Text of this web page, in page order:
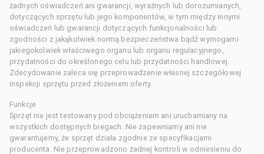
żadnych oświadczeń ani gwarancji, wyraźnych lub dorozumianych,
dotyczących sprzętu lub jego komponentów, w tym między innymi
oświadczeń lub gwarancji dotyczących funkcjonalności lub
zgodności z jakąkolwiek normą bezpieczeństwa bądź wymogami
jakiegokolwiek właściwego organu lub organu regulacyjnego,
przydatności do określonego celu lub przydatności handlowej.
Zdecydowanie zaleca się przeprowadzenie własnej szczegółowej
inspekcji sprzętu przed złożeniem oferty.
Funkcje
Sprzęt nie jest testowany pod obciążeniem ani uruchamiany na
wszystkich dostępnych biegach. Nie zapewniamy ani nie
gwarantujemy, że sprzęt działa zgodnie ze specyfikacjami
producenta. Nie przeprowadzono żadnej kontroli w odniesieniu do